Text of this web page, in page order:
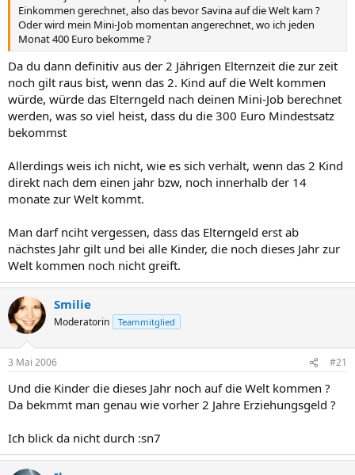
Einkommen gerechnet, also das bevor Savina auf die Welt kam ?
Oder wird mein Mini-Job momentan angerechnet, wo ich jeden
Monat 400 Euro bekomme ?
Da du dann definitiv aus der 2 Jährigen Elternzeit die zur zeit
noch gilt raus bist, wenn das 2. Kind auf die Welt kommen
würde, würde das Elterngeld nach deinen Mini-Job berechnet
werden, was so viel heist, dass du die 300 Euro Mindestsatz
bekommst
Allerdings weis ich nicht, wie es sich verhält, wenn das 2 Kind
direkt nach dem einen jahr bzw, noch innerhalb der 14
monate zur Welt kommt.
Man darf nciht vergessen, dass das Elterngeld erst ab
nächstes Jahr gilt und bei alle Kinder, die noch dieses Jahr zur
Welt kommen noch nicht greift.
Smilie
Moderatorin Teammitglied
3 Mai 2006 #21
Und die Kinder die dieses Jahr noch auf die Welt kommen ?
Da bekmmt man genau wie vorher 2 Jahre Erziehungsgeld ?
Ich blick da nicht durch :sn7